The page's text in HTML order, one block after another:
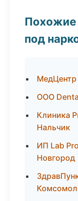
Похожие
под
МедЦентр
ООО
Клиника
Нальчик
ИП Lab
Новгород